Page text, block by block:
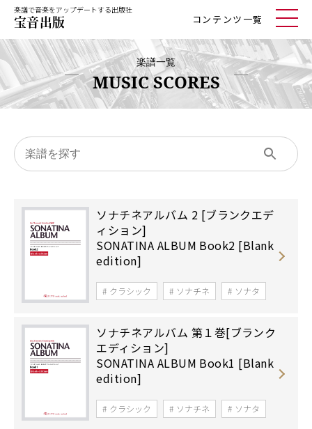
楽譜で音楽をアップデートする出版社
コンテンツ一覧
楽譜一覧
MUSIC SCORES
ソナチネアルバム 2 [ブランクエデ
ィション]
SONATINA ALBUM Book2 [Blank
edition]
クラシック ソナチネ ソナタ
ソナチネアルバム 第１巻[ブランク
エディション]
SONATINA ALBUM Book1 [Blank
edition]
クラシック ソナチネ ソナタ